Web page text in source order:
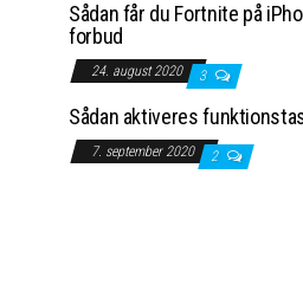
Sådan får du Fortnite på
forbud
24. august 2020 3
Sådan aktiveres
7. september 2020 2